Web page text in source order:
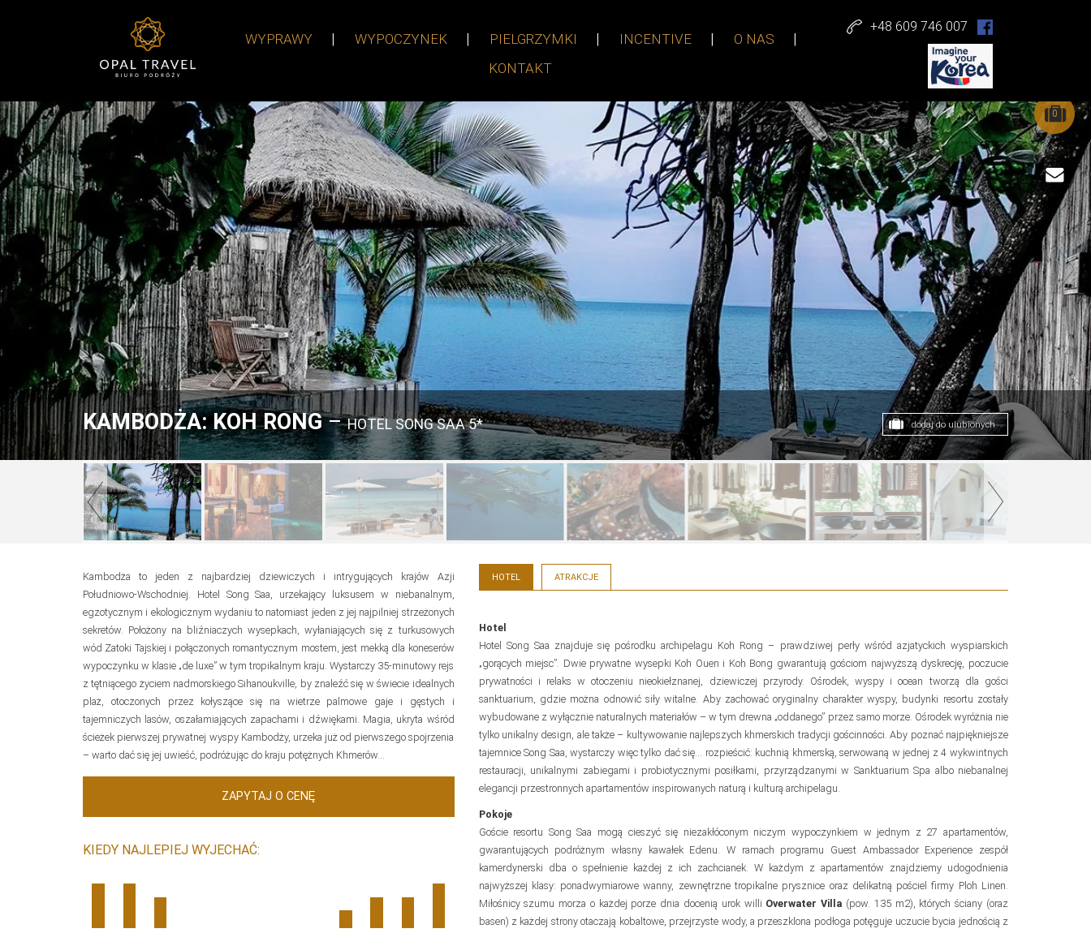
WYPRAWY WYPOCZYNEK PIELGRZYMKI INCENTIVE
O NAS
KONTAKT
+48 609 746 007
0
KAMBODŻA: KOH RONG–HOTEL SONG SAA 5* dodaj do ulubionych
Kambodża to jeden z najbardziej dziewiczych i intrygujących krajów Azji
Południowo-Wschodniej. Hotel Song Saa, urzekający luksusem w niebanalnym,
egzotycznym i ekologicznym wydaniu to natomiast jeden z jej najpilniej strzeżonych
sekretów. Położony na bliźniaczych wysepkach, wyłaniających się z turkusowych
wód Zatoki Tajskiej i połączonych romantycznym mostem, jest mekką dla koneserów
wypoczynku w klasie „de luxe” w tym tropikalnym kraju. Wystarczy 35-minutowy rejs
z tętniącego życiem nadmorskiego Sihanoukville, by znaleźć się w świecie idealnych
plaż, otoczonych przez kołyszące się na wietrze palmowe gaje i gęstych i
tajemniczych lasów, oszałamiających zapachami i dźwiękami. Magia, ukryta wśród
ścieżek pierwszej prywatnej wyspy Kambodży, urzeka już od pierwszego spojrzenia
– warto dać się jej uwieść, podróżując do kraju potężnych Khmerów…
ZAPYTAJ O CENĘ
KIEDY NAJLEPIEJ WYJECHAĆ:
HOTEL ATRAKCJE
Hotel
Hotel Song Saa znajduje się pośrodku archipelagu Koh Rong – prawdziwej perły wśród azjatyckich wyspiarskich
„gorących miejsc”. Dwie prywatne wysepki Koh Ouen i Koh Bong gwarantują gościom najwyższą dyskrecję, poczucie
prywatności i relaks w otoczeniu nieokiełznanej, dziewiczej przyrody. Ośrodek, wyspy i ocean tworzą dla gości
sanktuarium, gdzie można odnowić siły witalne. Aby zachować oryginalny charakter wyspy, budynki resortu zostały
wybudowane z wyłącznie naturalnych materiałów – w tym drewna „oddanego” przez samo morze. Ośrodek wyróżnia nie
tylko unikalny design, ale także – kultywowanie najlepszych khmerskich tradycji gościnności. Aby poznać najpiękniejsze
tajemnice Song Saa, wystarczy więc tylko dać się… rozpieścić: kuchnią khmerską, serwowaną w jednej z 4 wykwintnych
restauracji, unikalnymi zabiegami i probiotycznymi posiłkami, przyrządzanymi w Sanktuarium Spa albo niebanalnej
elegancji przestronnych apartamentów inspirowanych naturą i kulturą archipelagu.
Pokoje
Goście resortu Song Saa mogą cieszyć się niezakłóconym niczym wypoczynkiem w jednym z 27 apartamentów,
gwarantujących podróżnym własny kawałek Edenu. W ramach programu Guest Ambassador Experience zespół
kamerdynerski dba o spełnienie każdej z ich zachcianek. W każdym z apartamentów znajdziemy udogodnienia
najwyższej klasy: ponadwymiarowe wanny, zewnętrzne tropikalne prysznice oraz delikatną pościel firmy Ploh Linen.
Miłośnicy szumu morza o każdej porze dnia docenią urok willi Overwater Villa (pow. 135 m2), których ściany (oraz
basen) z każdej strony otaczają kobaltowe, przejrzyste wody, a przeszklona podłoga potęguje uczucie bycia jednością z